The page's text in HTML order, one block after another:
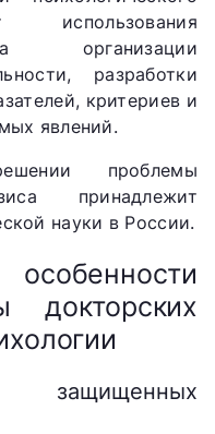
использования
организации
разработки
критериев и
явлений.
проблемы
принадлежит
науки в России.
докторских
защищенных